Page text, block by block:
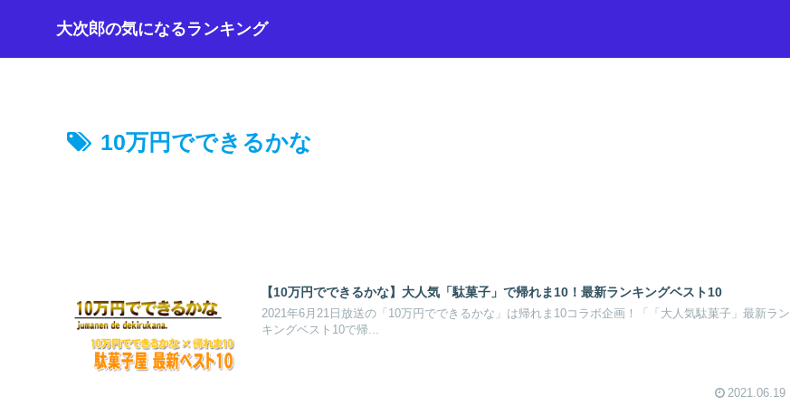
大次郎の気になるランキング
10万円でできるかな
【10万円でできるかな】大人気「駄菓子」で帰れま10！最新ランキングベスト10
2021年6月21日放送の「10万円でできるかな」は帰れま10コラボ企画！「「大人気駄菓子」最新ラン
キングベスト10で帰...
2021.06.19